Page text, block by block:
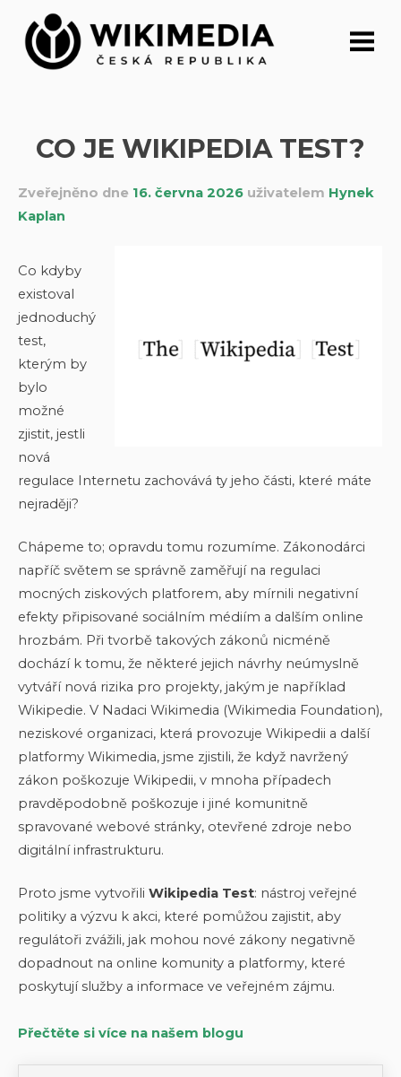
Přeskočit
obsah
CO JE WIKIPEDIA TEST?
Zveřejněno dne 16. června 2026 uživatelem Hynek
Kaplan
Co kdyby
existoval
jednoduchý
test,
kterým by
bylo
možné
zjistit, jestli
nová
regulace Internetu zachovává ty jeho části, které máte
nejraději?
Chápeme to; opravdu tomu rozumíme. Zákonodárci
napříč světem se správně zaměřují na regulaci
mocných ziskových platforem, aby mírnili negativní
efekty připisované sociálním médiím a dalším online
hrozbám. Při tvorbě takových zákonů nicméně
dochází k tomu, že některé jejich návrhy neúmyslně
vytváří nová rizika pro projekty, jakým je například
Wikipedie. V Nadaci Wikimedia (Wikimedia Foundation),
neziskové organizaci, která provozuje Wikipedii a další
platformy Wikimedia, jsme zjistili, že když navržený
zákon poškozuje Wikipedii, v mnoha případech
pravděpodobně poškozuje i jiné komunitně
spravované webové stránky, otevřené zdroje nebo
digitální infrastrukturu.
Proto jsme vytvořili Wikipedia Test: nástroj veřejné
politiky a výzvu k akci, které pomůžou zajistit, aby
regulátoři zvážili, jak mohou nové zákony negativně
dopadnout na online komunity a platformy, které
poskytují služby a informace ve veřejném zájmu.
Přečtěte si více na našem blogu